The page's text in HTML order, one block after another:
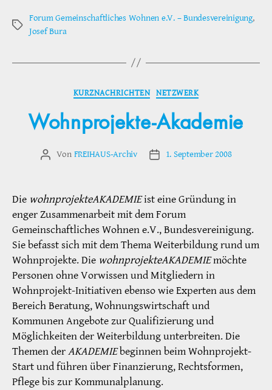
Schlagwörter
Forum Gemeinschaftliches Wohnen e.V. – Bundesvereinigung,
Josef Bura
Kategorien
KURZNACHRICHTEN NETZWERK
Wohnprojekte-Akademie
Beitragsautor
Von FREIHAUS-Archiv Veröffentlichungsdatum
1. September 2008
Die wohnprojekteAKADEMIEist eine Gründung in
enger Zusammenarbeit mit dem Forum
Gemeinschaftliches Wohnen e.V., Bundesvereinigung.
Sie befasst sich mit dem Thema Weiterbildung rund um
Wohnprojekte. Die wohnprojekteAKADEMIEmöchte
Personen ohne Vorwissen und Mitgliedern in
Wohnprojekt-Initiativen ebenso wie Experten aus dem
Bereich Beratung, Wohnungswirtschaft und
Kommunen Angebote zur Qualifizierung und
Möglichkeiten der Weiterbildung unterbreiten. Die
Themen derAKADEMIEbeginnen beim Wohnprojekt-
Start und führen über Finanzierung, Rechtsformen,
Pflege bis zur Kommunalplanung.